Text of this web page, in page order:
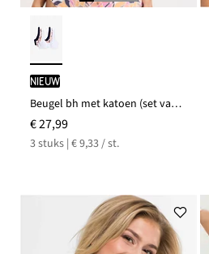
Nieuw
Beugel bh met katoen (set van 3)
€ 27,99
3 stuks | € 9,33 / st.